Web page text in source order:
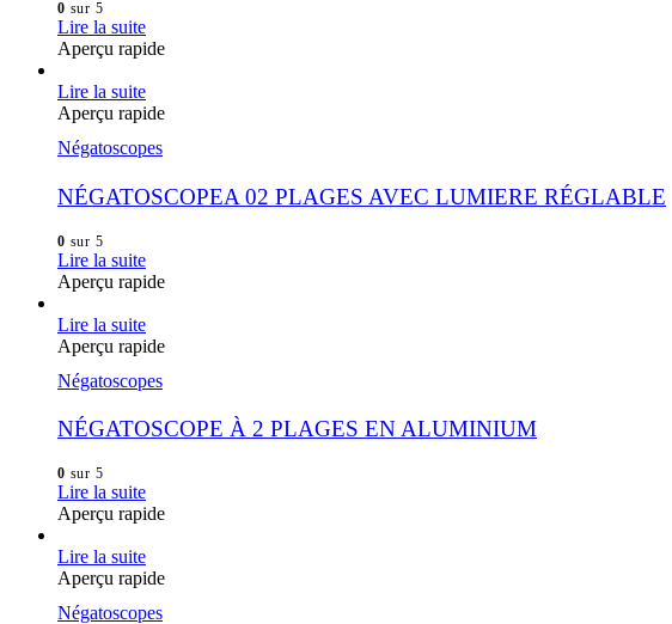
0 sur 5
Lire la suite
Aperçu rapide
Lire la suite
Aperçu rapide
Négatoscopes
NÉGATOSCOPEA 02 PLAGES AVEC LUMIERE RÉGLABLE
0 sur 5
Lire la suite
Aperçu rapide
Lire la suite
Aperçu rapide
Négatoscopes
NÉGATOSCOPE À 2 PLAGES EN ALUMINIUM
0 sur 5
Lire la suite
Aperçu rapide
Lire la suite
Aperçu rapide
Négatoscopes